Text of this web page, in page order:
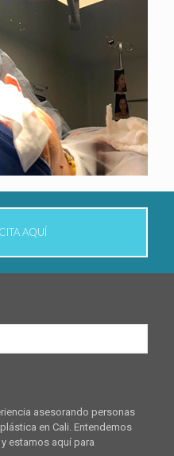
AQUÍ
asesorando personas
en Cali. Entendemos
estamos aquí para